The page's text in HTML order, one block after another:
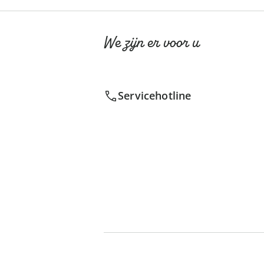
We zijn er voor u
Servicehotline